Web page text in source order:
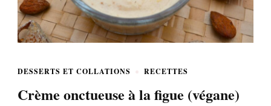
DESSERTS ET COLLATIONS RECETTES
Crème onctueuse à la figue (végane)